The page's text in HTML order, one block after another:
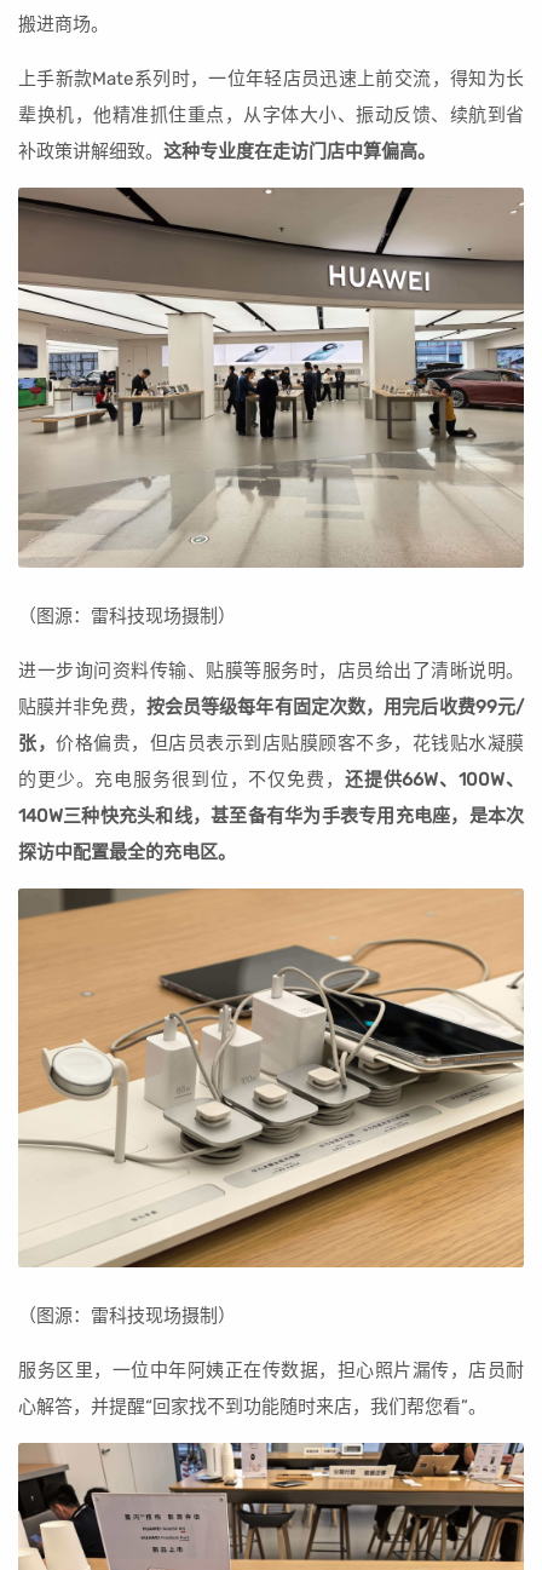
搬进商场。
上手新款Mate系列时，一位年轻店员迅速上前交流，得知为长
辈换机，他精准抓住重点，从字体大小、振动反馈、续航到省
补政策讲解细致。 这种专业度在走访门店中算偏高。
（图源：雷科技现场摄制）
进一步询问资料传输、贴膜等服务时，店员给出了清晰说明。
贴膜并非免费， 按会员等级每年有固定次数，用完后收费99元/
张， 价格偏贵，但店员表示到店贴膜顾客不多，花钱贴水凝膜
的更少。充电服务很到位，不仅免费， 还提供66W、100W、
140W三种快充头和线，甚至备有华为手表专用充电座，是本次
探访中配置最全的充电区。
（图源：雷科技现场摄制）
服务区里，一位中年阿姨正在传数据，担心照片漏传，店员耐
心解答，并提醒“回家找不到功能随时来店，我们帮您看”。